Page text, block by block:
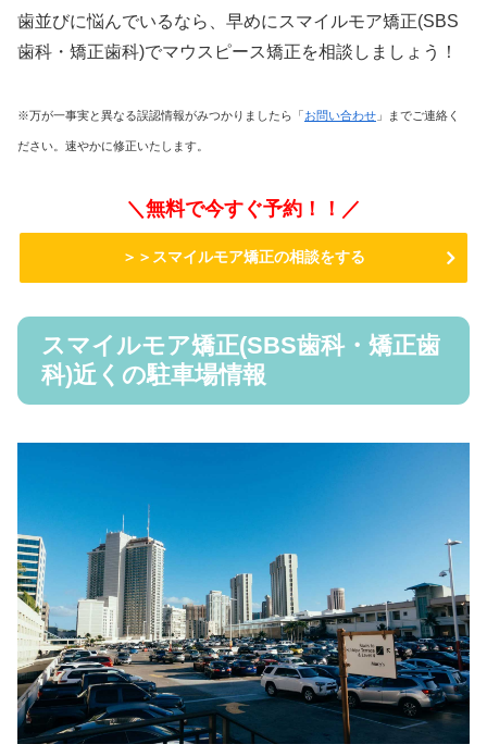
歯並びに悩んでいるなら、早めにスマイルモア矯正(SBS
歯科・矯正歯科)でマウスピース矯正を相談しましょう！
※万が一事実と異なる誤認情報がみつかりましたら「お問い合わせ 」までご連絡く
ださい。速やかに修正いたします。
＼無料で今すぐ予約！！／
＞＞スマイルモア矯正の相談をする
スマイルモア矯正(SBS歯科・矯正歯
科)近くの駐車場情報